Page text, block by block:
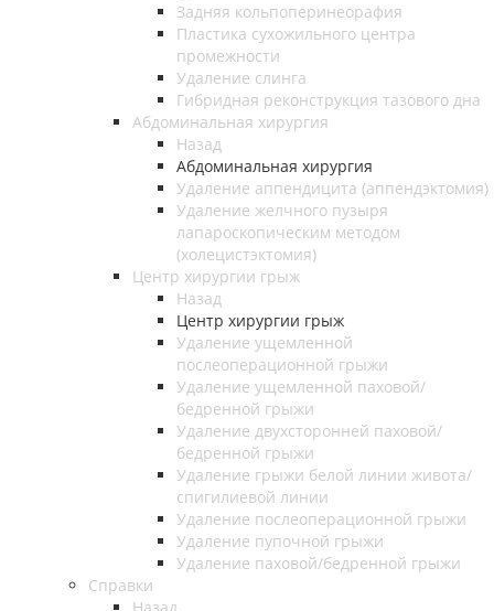
Задняя кольпоперинеорафия
Пластика сухожильного центра
промежности
Удаление слинга
Гибридная реконструкция тазового дна
Абдоминальная хирургия
Назад
Абдоминальная хирургия
Удаление аппендицита (аппендэктомия)
Удаление желчного пузыря
лапароскопическим методом
(холецистэктомия)
Центр хирургии грыж
Назад
Центр хирургии грыж
Удаление ущемленной
послеоперационной грыжи
Удаление ущемленной паховой/
бедренной грыжи
Удаление двухсторонней паховой/
бедренной грыжи
Удаление грыжи белой линии живота/
спигилиевой линии
Удаление послеоперационной грыжи
Удаление пупочной грыжи
Удаление паховой/бедренной грыжи
Справки
Назад